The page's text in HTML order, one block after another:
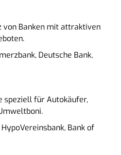
von Banken mit attraktiven
Deutsche Bank,
speziell für Autokäufer,
HypoVereinsbank, Bank of